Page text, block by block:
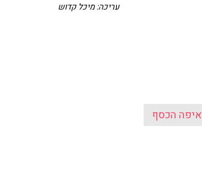
עריכה: מיכל קדוש
איפה הכסף